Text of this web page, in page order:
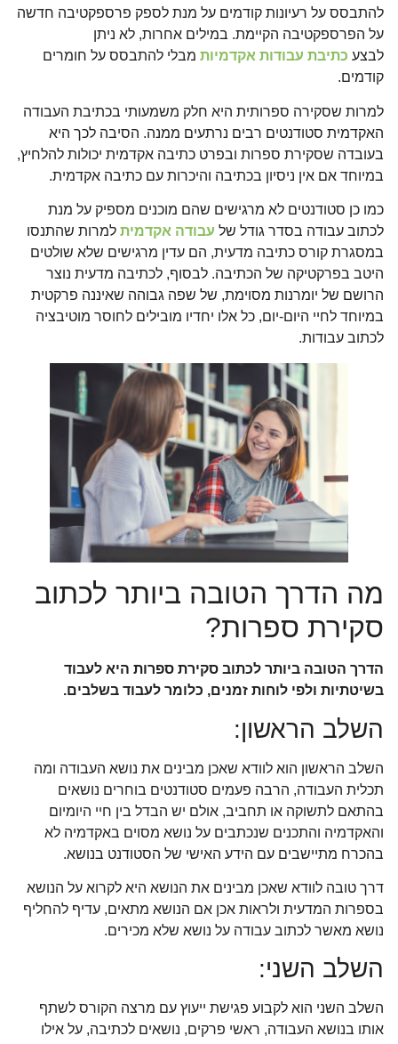
להתבסס על רעיונות קודמים על מנת לספק פרספקטיבה חדשה
על הפרספקטיבה הקיימת. במילים אחרות, לא ניתן
לבצע כתיבת עבודות אקדמיות מבלי להתבסס על חומרים
קודמים.
למרות שסקירה ספרותית היא חלק משמעותי בכתיבת העבודה
האקדמית סטודנטים רבים נרתעים ממנה. הסיבה לכך היא
בעובדה שסקירת ספרות ובפרט כתיבה אקדמית יכולות להלחיץ,
במיוחד אם אין ניסיון בכתיבה והיכרות עם כתיבה אקדמית.
כמו כן סטודנטים לא מרגישים שהם מוכנים מספיק על מנת
לכתוב עבודה בסדר גודל של עבודה אקדמית למרות שהתנסו
במסגרת קורס כתיבה מדעית, הם עדין מרגישים שלא שולטים
היטב בפרקטיקה של הכתיבה. לבסוף, לכתיבה מדעית נוצר
הרושם של יומרנות מסוימת, של שפה גבוהה שאיננה פרקטית
במיוחד לחיי היום-יום, כל אלו יחדיו מובילים לחוסר מוטיבציה
לכתוב עבודות.
מה הדרך הטובה ביותר לכתוב
סקירת ספרות?
הדרך הטובה ביותר לכתוב סקירת ספרות היא לעבוד
בשיטתיות ולפי לוחות זמנים, כלומר לעבוד בשלבים.
השלב הראשון:
השלב הראשון הוא לוודא שאכן מבינים את נושא העבודה ומה
תכלית העבודה, הרבה פעמים סטודנטים בוחרים נושאים
בהתאם לתשוקה או תחביב, אולם יש הבדל בין חיי היומיום
והאקדמיה והתכנים שנכתבים על נושא מסוים באקדמיה לא
בהכרח מתיישבים עם הידע האישי של הסטודנט בנושא.
דרך טובה לוודא שאכן מבינים את הנושא היא לקרוא על הנושא
בספרות המדעית ולראות אכן אם הנושא מתאים, עדיף להחליף
נושא מאשר לכתוב עבודה על נושא שלא מכירים.
השלב השני:
השלב השני הוא לקבוע פגישת ייעוץ עם מרצה הקורס לשתף
אותו בנושא העבודה, ראשי פרקים, נושאים לכתיבה, על אילו